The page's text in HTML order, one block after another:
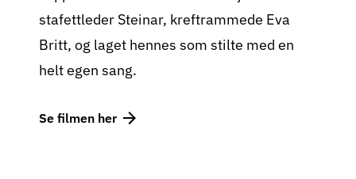
stafettleder Steinar, kreftrammede Eva
Britt, og laget hennes som stilte med en
helt egen sang.
Se filmen her